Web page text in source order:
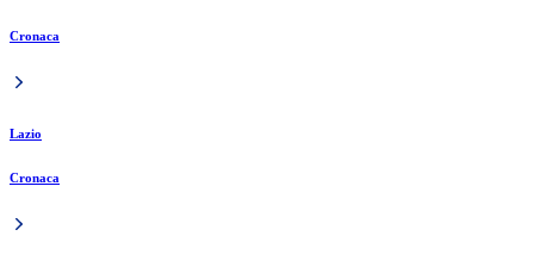
Cronaca
Lazio
Cronaca